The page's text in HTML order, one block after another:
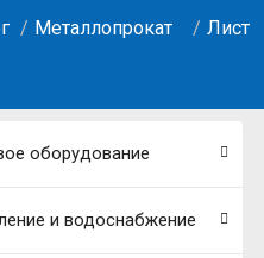
Металлопрокат Лист
оборудование
и водоснабжение